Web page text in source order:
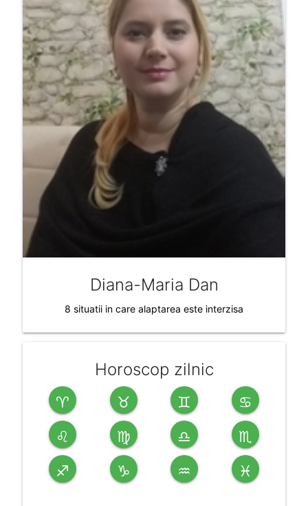
Diana-Maria Dan
8 situatii in care alaptarea este interzisa
Horoscop zilnic
♈ ♉ ♊ ♋
♌ ♍ ♎ ♏
♐ ♑ ♒ ♓